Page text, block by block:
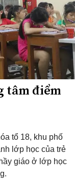
tâm điểm
tổ 18, khu phố
lớp học của trẻ
giáo ở lớp học